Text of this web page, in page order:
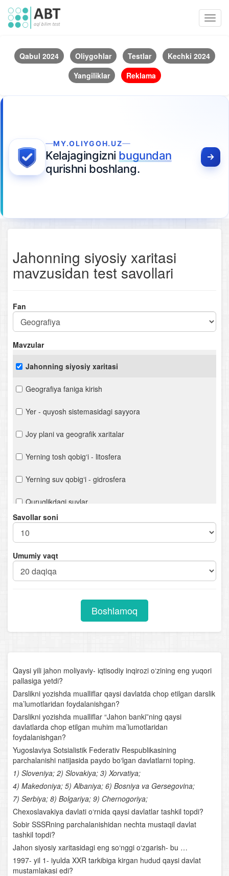
Qabul 2024 Oliygohlar Testlar
Kechki 2024
Yangiliklar
Reklama
MY.OLIYGOH.UZ
Kelajagingizni bugundan
qurishni boshlang.
Jahonning siyosiy xaritasi
mavzusidan test savollari
Fan
Mavzular
Jahonning siyosiy xaritasi
Geografiya faniga kirish
Yer - quyosh sistemasidagi sayyora
Joy plani va geografik xaritalar
Yerning tosh qobig‘i - litosfera
Yerning suv qobig‘i - gidrosfera
Quruqlikdagi suvlar
Yerning havo qobig‘i - atmosfera
Materik va okeanlar tabiiy geografiyasi kursiga kirish.
Geografik qobiq
Okeanlar tabiiy geografiyasi
Materiklar tabiiy geografiyasi. Afrika
Antarktida
Janubiy Amerika
Shimoliy Amerika
Yevrosiyo. Yevrosiyo materigining umumiy geografik
xususiyatlari
Yevrosiyoning yirik tabiiy- geografik rayonlari
O‘rta Osiyo o‘lkasining umumiy geografik tavsifi
Geografik xaritalar, atlaslar, globus va ular bilan ishlash
O‘rta Osiyoning geologik tuzilishi va relyefi
O‘rta Osiyo iqlimi
Savollar soni
Umumiy vaqt
Boshlamoq
Qaysi yili jahon moliyaviy- iqtisodiy inqirozi o‘zining eng yuqori
pallasiga yetdi?
Darslikni yozishda mualliflar qaysi davlatda chop etilgan darslik
ma’lumotlaridan foydalanishgan?
Darslikni yozishda mualliflar “Jahon banki”ning qaysi
davlatlarda chop etilgan muhim ma’lumotlaridan
foydalanishgan?
Yugoslaviya Sotsialistik Federativ Respublikasining
parchalanishi natijasida paydo bo‘lgan davlatlarni toping.
1) Sloveniya; 2) Slovakiya; 3) Xorvatiya;
4) Makedoniya; 5) Albaniya; 6) Bosniya va Gersegovina;
7) Serbiya; 8) Bolgariya; 9) Chernogoriya;
Chexoslavakiya davlati o‘rnida qaysi davlatlar tashkil topdi?
Sobir SSSRning parchalanishidan nechta mustaqil davlat
tashkil topdi?
Jahon siyosiy xaritasidagi eng so‘nggi o‘zgarish- bu …
1997- yil 1- iyulda XXR tarkibiga kirgan hudud qaysi davlat
mustamlakasi edi?